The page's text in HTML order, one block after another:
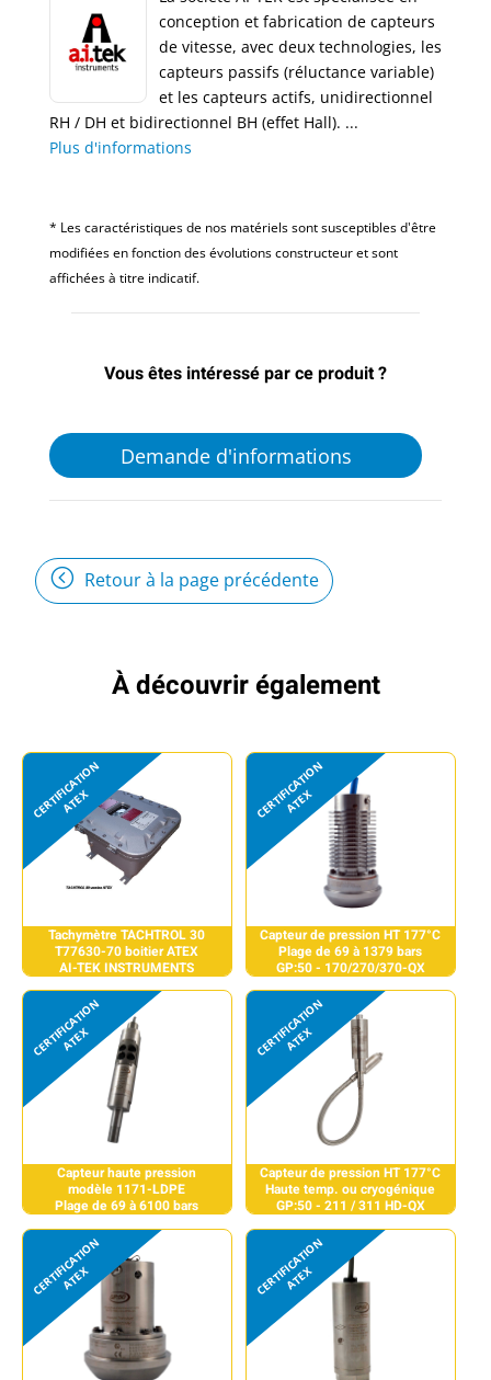
conception et fabrication de capteurs
de vitesse, avec deux technologies, les
capteurs passifs (réluctance variable)
et les capteurs actifs, unidirectionnel
RH / DH et bidirectionnel BH (effet Hall). ...
Plus d'informations
* Les caractéristiques de nos matériels sont susceptibles d'être
modifiées en fonction des évolutions constructeur et sont
affichées à titre indicatif.
Vous êtes intéressé par ce produit ?
Demande d'informations
Retour à la page précédente
À découvrir également
Tachymètre TACHTROL 30
T77630-70 boitier ATEX
AI-TEK INSTRUMENTS
Capteur de pression HT 177°C
Plage de 69 à 1379 bars
GP:50 - 170/270/370-QX
Capteur haute pression
modèle 1171-LDPE
Plage de 69 à 6100 bars
Capteur de pression HT 177°C
Haute temp. ou cryogénique
GP:50 - 211 / 311 HD-QX